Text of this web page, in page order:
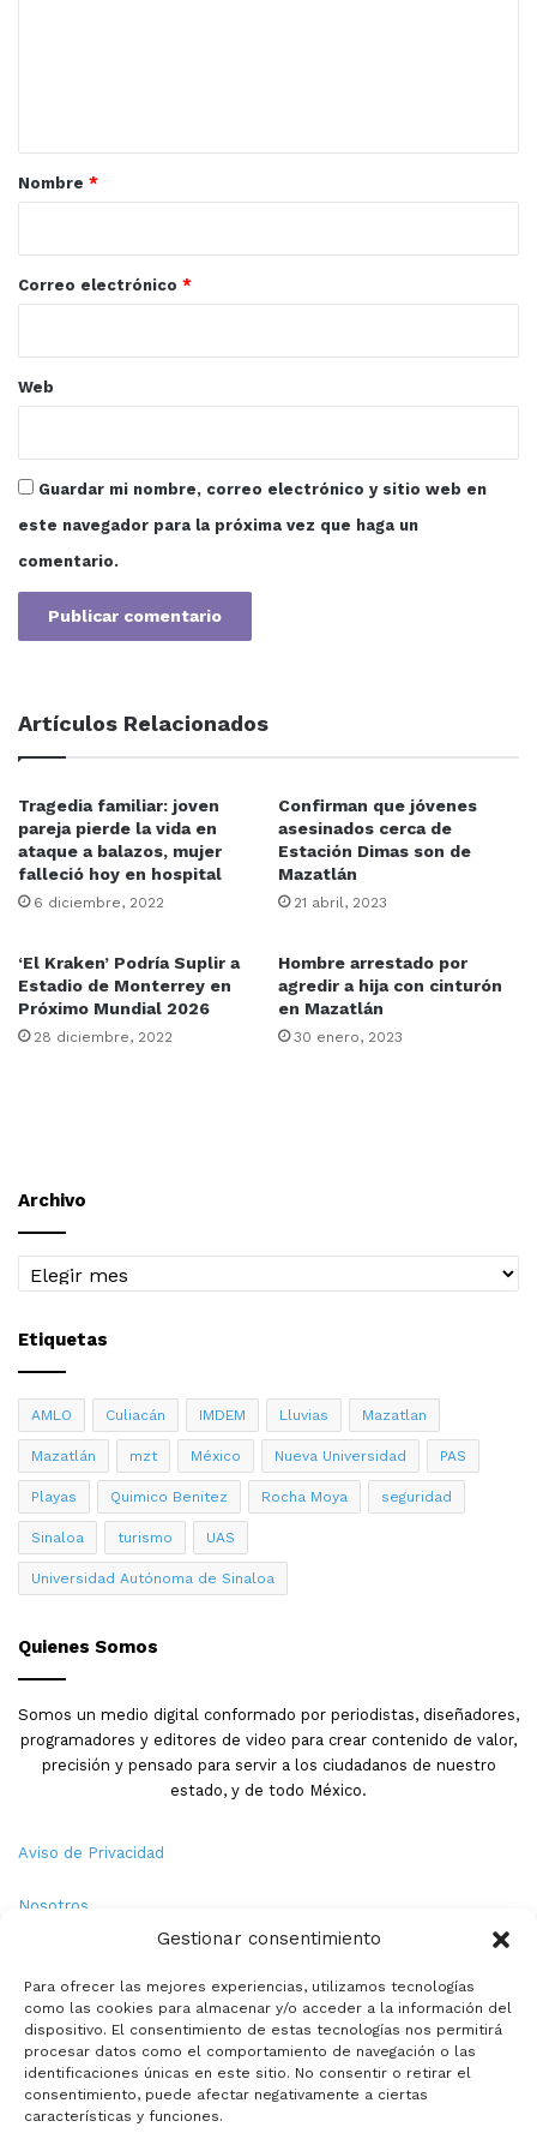
Gestionar consentimiento
Para ofrecer las mejores experiencias, utilizamos tecnologías
como las cookies para almacenar y/o acceder a la información del
dispositivo. El consentimiento de estas tecnologías nos permitirá
procesar datos como el comportamiento de navegación o las
identificaciones únicas en este sitio. No consentir o retirar el
consentimiento, puede afectar negativamente a ciertas
características y funciones.
Tulio Martínez presidente de la asociación de centro
turísticos y entretenimientos de Mazatlán ACETEM,
señaló que el organismo consta de 32 negocios afiliados
“No puedo dejar de felicitarlo y
decirle que Mazatlán ganó mucho
en este cambio”, expresó.
de entregar las peticiones, aseguraron que están en
toda la disposición de sumarse en pro de Mazatlán.
Edgar Augusto González Zatarain
r
*
Nombre *
Correo electrónico *
Web
Guardar mi nombre, correo electrónico y sitio web en
este navegador para la próxima vez que haga un
comentario.
Artículos Relacionados
Tragedia familiar: joven
pareja pierde la vida en
ataque a balazos, mujer
falleció hoy en hospital
6 diciembre, 2022
Confirman que jóvenes
asesinados cerca de
Estación Dimas son de
Mazatlán
21 abril, 2023
‘El Kraken’ Podría Suplir a
Estadio de Monterrey en
Próximo Mundial 2026
28 diciembre, 2022
Hombre arrestado por
agredir a hija con cinturón
en Mazatlán
30 enero, 2023
Archivo
Archivo
Etiquetas
AMLO Culiacán IMDEM Lluvias Mazatlan
Mazatlán mzt México Nueva Universidad PAS
Playas Quimico Benitez Rocha Moya seguridad
Sinaloa turismo UAS
Universidad Autónoma de Sinaloa
Quienes Somos
Somos un medio digital conformado por periodistas, diseñadores,
programadores y editores de video para crear contenido de valor,
precisión y pensado para servir a los ciudadanos de nuestro
estado, y de todo México.
Aviso de Privacidad
Nosotros
Política de Cookies
Contacto